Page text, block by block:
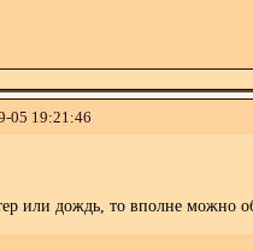
05 19:21:46
или дождь, то вполне можно